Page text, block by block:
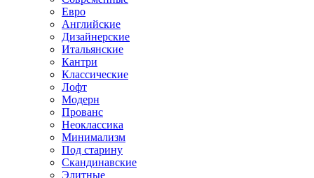
Евро
Английские
Дизайнерские
Итальянские
Кантри
Классические
Лофт
Модерн
Прованс
Неоклассика
Минимализм
Под старину
Скандинавские
Элитные